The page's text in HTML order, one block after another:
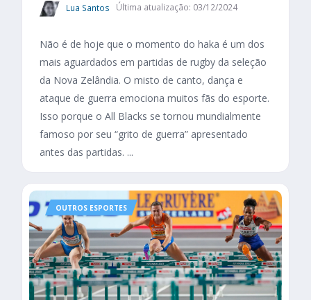
Lua Santos Última atualização: 03/12/2024
Não é de hoje que o momento do haka é um dos
mais aguardados em partidas de rugby da seleção
da Nova Zelândia. O misto de canto, dança e
ataque de guerra emociona muitos fãs do esporte.
Isso porque o All Blacks se tornou mundialmente
famoso por seu “grito de guerra” apresentado
antes das partidas. ...
OUTROS ESPORTES